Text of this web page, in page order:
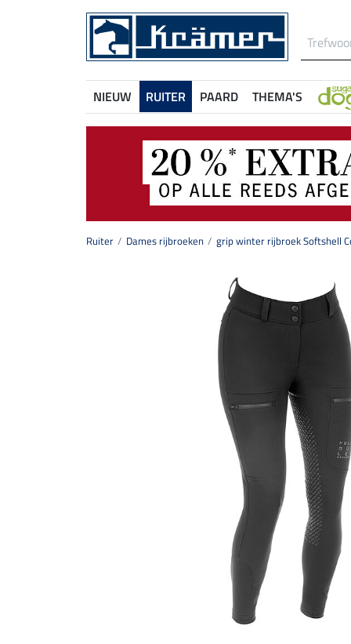
NIEUW RUITER PAARD THEMA'S
Ruiter Dames rijbroeken grip winter rijbroek Softshell